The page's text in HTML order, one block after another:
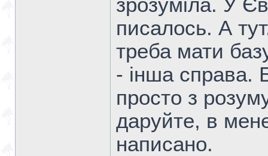
зрозуміла. У
писалось. А
треба мати
- інша справа.
просто з
даруйте, в
написано.